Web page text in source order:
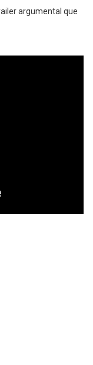
argumental que